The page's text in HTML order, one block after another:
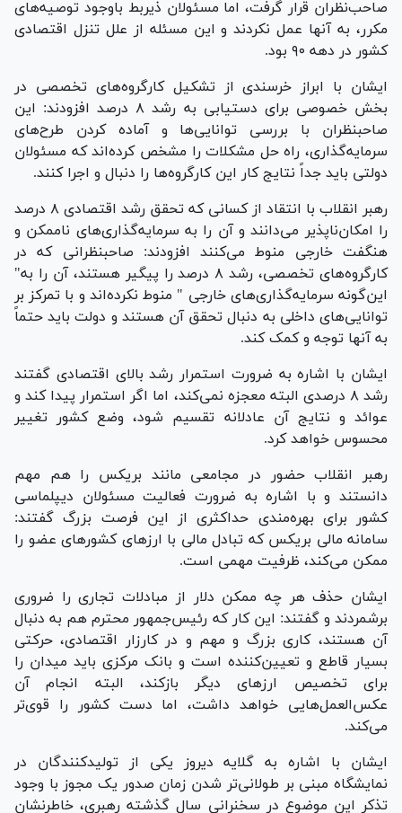
صاحب‌نظران قرار گرفت، اما مسئولان ذیربط باوجود توصیه‌های
مکرر، به آنها عمل نکردند و این مسئله از علل تنزل اقتصادی
کشور در دهه ۹۰ بود.
ایشان با ابراز خرسندی از تشکیل کارگروه‌های تخصصی در
بخش خصوصی برای دستیابی به رشد ۸ درصد افزودند: این
صاحبنظران با بررسی توانایی‌ها و آماده کردن طرح‌های
سرمایه‌گذاری، راه حل مشکلات را مشخص کرده‌اند که مسئولان
دولتی باید جداً نتایج کار این کارگروه‌ها را دنبال و اجرا کنند.
رهبر انقلاب با انتقاد از کسانی که تحقق رشد اقتصادی ۸ درصد
را امکان‌ناپذیر می‌دانند و آن را به سرمایه‌گذاری‌های ناممکن و
هنگفت خارجی منوط می‌کنند افزودند: صاحبنظرانی که در
کارگروه‌های تخصصی، رشد ۸ درصد را پیگیر هستند، آن را به"
این‌گونه سرمایه‌گذاری‌های خارجی " منوط نکرده‌اند و با تمرکز بر
توانایی‌های داخلی به دنبال تحقق آن هستند و دولت باید حتماً
به آنها توجه و کمک کند.
ایشان با اشاره به ضرورت استمرار رشد بالای اقتصادی گفتند
رشد ۸ درصدی البته معجزه نمی‌کند، اما اگر استمرار پیدا کند و
عوائد و نتایج آن عادلانه تقسیم شود، وضع کشور تغییر
محسوس خواهد کرد.
رهبر انقلاب حضور در مجامعی مانند بریکس را هم مهم
دانستند و با اشاره به ضرورت فعالیت مسئولان دیپلماسی
کشور برای بهره‌مندی حداکثری از این فرصت بزرگ گفتند:
سامانه مالی بریکس که تبادل مالی با ارز‌های کشور‌های عضو را
ممکن می‌کند، ظرفیت مهمی است.
ایشان حذف هر چه ممکن دلار از مبادلات تجاری را ضروری
برشمردند و گفتند: این کار که رئیس‌جمهور محترم هم به دنبال
آن هستند، کاری بزرگ و مهم و در کارزار اقتصادی، حرکتی
بسیار قاطع و تعیین‌کننده است و بانک مرکزی باید میدان را
برای تخصیص ارز‌های دیگر بازکند، البته انجام آن
عکس‌العمل‌هایی خواهد داشت، اما دست کشور را قوی‌تر
می‌کند.
ایشان با اشاره به گلایه دیروز یکی از تولیدکنندگان در
نمایشگاه مبنی بر طولانی‌تر شدن زمان صدور یک مجوز با وجود
تذکر این موضوع در سخنرانی سال گذشته رهبری، خاطرنشان